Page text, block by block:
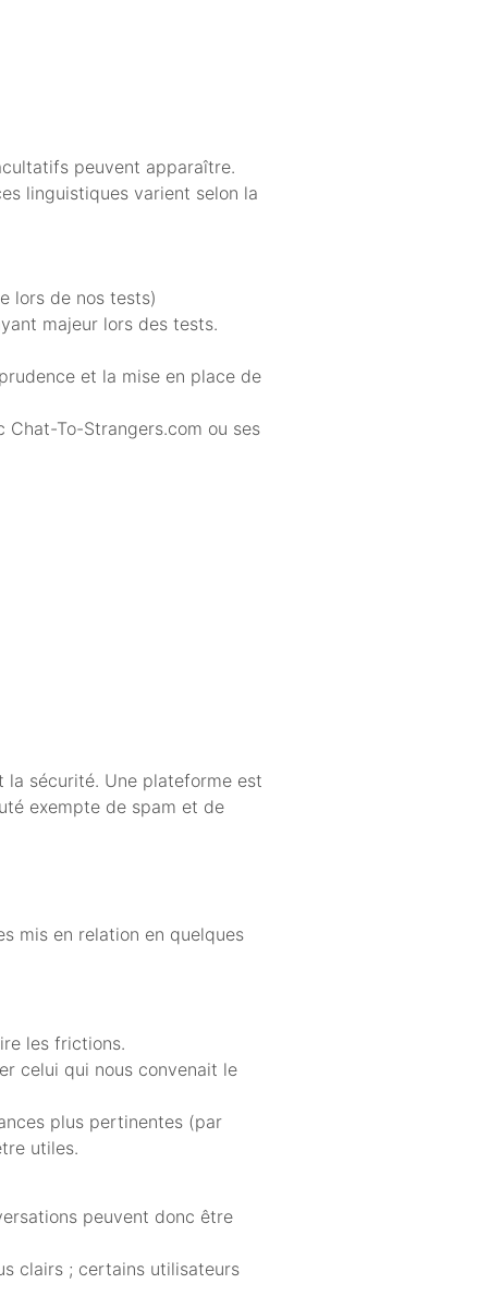
peuvent apparaître.
linguistiques varient selon la
lors de nos tests)
majeur lors des tests.
et la mise en place de
Chat-To-Strangers.com ou ses
sécurité. Une plateforme est
exempte de spam et de
mis en relation en quelques
les frictions.
celui qui nous convenait le
plus pertinentes (par
utiles.
peuvent donc être
clairs ; certains utilisateurs